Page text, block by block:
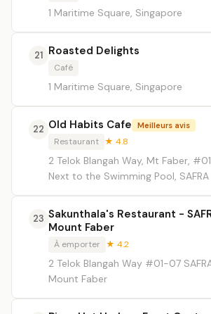
1 Maritime Square, Singapore
21 Roasted Delights
Café
1 Maritime Square, Singapore
22 Old Habits Cafe Meilleurs avis
Restaurant ★ 4.8
2 Telok Blangah Way, Mt Faber,
Next to the Swimming Pool, SAFRA
23 Sakunthala's Restaurant -
Mount Faber
À emporter ★ 4.2
2 Telok Blangah Way #01-07
Mount Faber